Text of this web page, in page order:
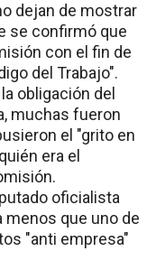
dejan de mostrar
se confirmó que
con el fin de
del Trabajo".
obligación del
muchas fueron
el "grito en
era el
oficialista
menos que uno de
"anti empresa"